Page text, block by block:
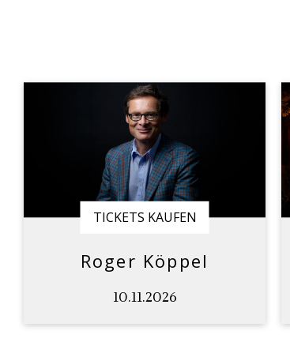
TICKETS KAUFEN
Roger Köppel
10.11.2026